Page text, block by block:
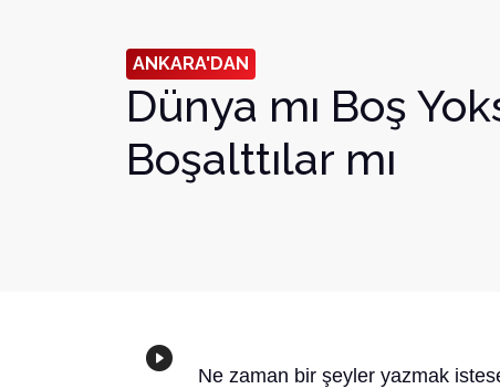
ANKARA'DAN
Dünya mı Boş
Boşalttılar mı
Ne zaman bir şeyler yazmak